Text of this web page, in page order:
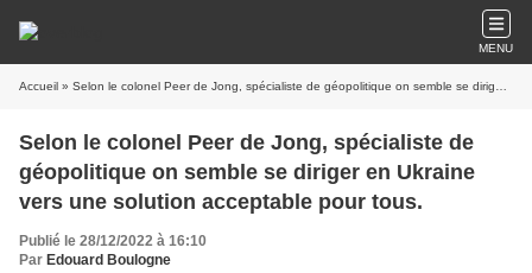
MENU
Accueil » Selon le colonel Peer de Jong, spécialiste de géopolitique on semble se diriger en Ukraine vers une solution acceptable pour tous.
Selon le colonel Peer de Jong, spécialiste de
géopolitique on semble se diriger en Ukraine
vers une solution acceptable pour tous.
Publié le 28/12/2022 à 16:10
Par Edouard Boulogne